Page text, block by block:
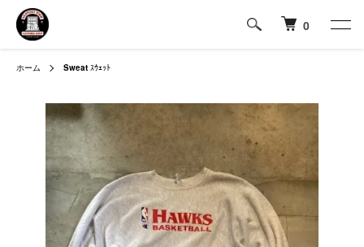
0
ホーム Sweat ｽｳｪｯﾄ